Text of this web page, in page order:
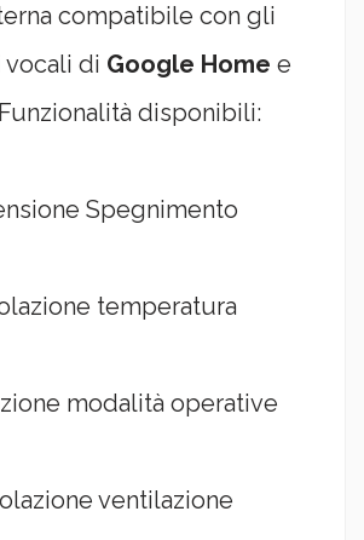
compatibile con gli
vocali di Google Home e
Funzionalità disponibili:
Spegnimento
temperatura
modalità operative
ventilazione